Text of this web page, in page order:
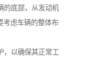
的底部，从发动机
考虑车辆的整体布
，以确保其正常工